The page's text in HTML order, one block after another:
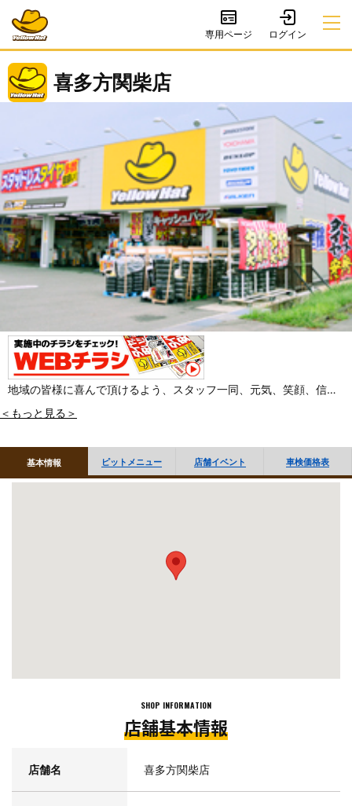
専用ページ
喜多方関柴店
地域の皆様に喜んで頂けるよう、スタッフ一同、元気、笑顔、信頼
をモットーに営業致します。車の事なら、喜多方関柴店!!どうぞ宜し
※東北運輸局認証の整備工場です。
■「オイル交換・タイヤ履き替え」など作業のご予約 WEBで受付
当店へお電話ください。（※電話でのご予約は交換商品ご購入の場
合に限らせていただきます）
＜もっと見る＞
基本情報 ピットメニュー 店舗イベント 車検価格表
SHOP INFORMATION
店舗基本情報
店舗名 喜多方関柴店